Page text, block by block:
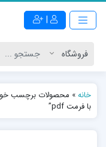
|
خانه»
با فرمت pdf”